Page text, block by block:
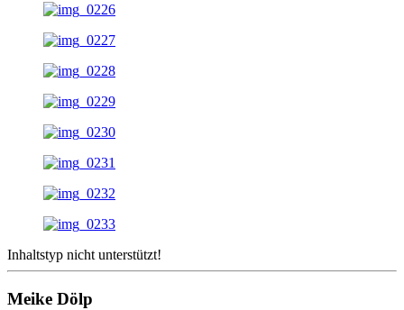
Inhaltstyp nicht unterstützt!
Meike Dölp